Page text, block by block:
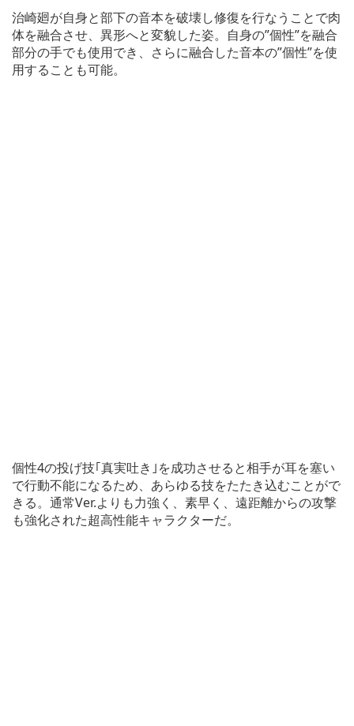
治崎廻が自身と部下の音本を破壊し修復を行なうことで肉
体を融合させ、異形へと変貌した姿。自身の”個性”を融合
部分の手でも使用でき、さらに融合した音本の”個性”を使
用することも可能。
個性4の投げ技｢真実吐き｣を成功させると相手が耳を塞い
で行動不能になるため、あらゆる技をたたき込むことがで
きる。通常Ver.よりも力強く、素早く、遠距離からの攻撃
も強化された超高性能キャラクターだ。